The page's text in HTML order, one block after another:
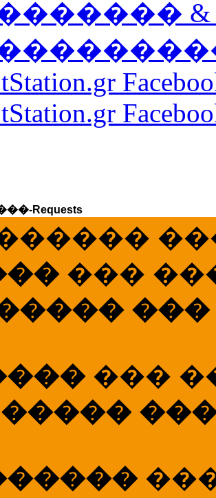
Requests
���
���